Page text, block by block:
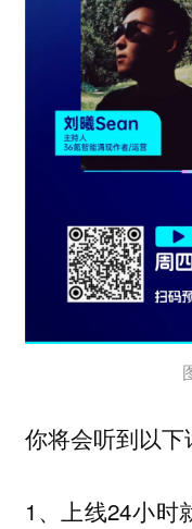
你将会听到以下
1、上线24小时